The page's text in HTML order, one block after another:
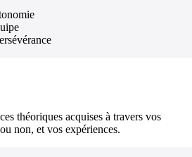
théoriques acquises à travers vos
non, et vos expériences.